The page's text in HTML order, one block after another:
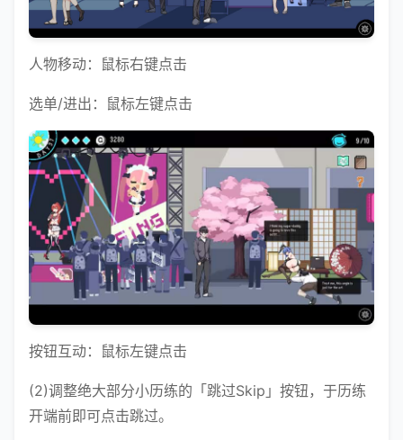
人物移动：鼠标右键点击
选单/进出：鼠标左键点击
按钮互动：鼠标左键点击
(2)调整绝大部分小历练的「跳过Skip」按钮，于历练
开端前即可点击跳过。